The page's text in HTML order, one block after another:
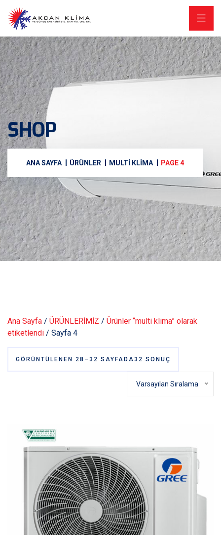
SHOP
ANA SAYFA ÜRÜNLER MULTI KLIMA PAGE 4
Ana Sayfa / ÜRÜNLERİMİZ / Ürünler “multi klima” olarak
etiketlendi / Sayfa 4
GÖRÜNTÜLENEN 28–32 SAYFADA32 SONUÇ
Varsayılan Sıralama